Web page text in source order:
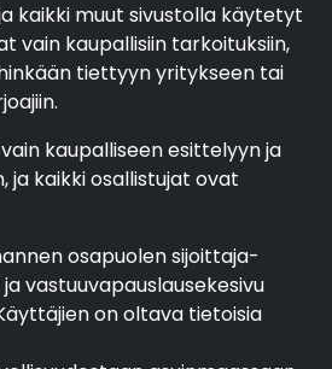
kaikki muut sivustolla käytetyt
vain kaupallisiin tarkoituksiin,
tiettyyn yritykseen tai
kaupalliseen esittelyyn ja
ja kaikki osallistujat ovat
osapuolen sijoittaja-
vastuuvapauslausekesivu
on oltava tietoisia